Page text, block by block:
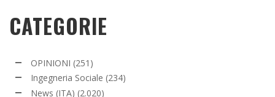
CATEGORIE
OPINIONI (251)
Ingegneria Sociale (234)
News (ITA) (2.020)